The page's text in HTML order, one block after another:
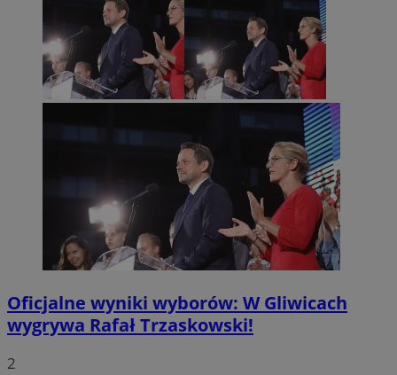
Oficjalne wyniki wyborów: W Gliwicach
wygrywa Rafał Trzaskowski!
2